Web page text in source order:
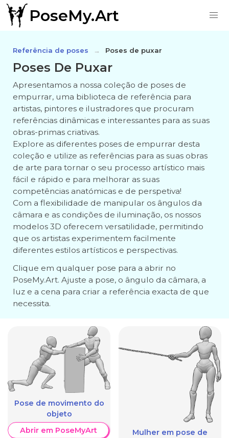
PoseMy.Art
Referência de poses Poses de puxar
Poses De Puxar
Apresentamos a nossa coleção de poses de
empurrar, uma biblioteca de referência para
artistas, pintores e ilustradores que procuram
referências dinâmicas e interessantes para as suas
obras-primas criativas.
Explore as diferentes poses de empurrar desta
coleção e utilize as referências para as suas obras
de arte para tornar o seu processo artístico mais
fácil e rápido e para melhorar as suas
competências anatómicas e de perspetiva!
Com a flexibilidade de manipular os ângulos da
câmara e as condições de iluminação, os nossos
modelos 3D oferecem versatilidade, permitindo
que os artistas experimentem facilmente
diferentes estilos artísticos e perspectivas.
Clique em qualquer pose para a abrir no
PoseMy.Art. Ajuste a pose, o ângulo da câmara, a
luz e a cena para criar a referência exacta de que
necessita.
Pose de movimento do
objeto
Abrir em PoseMyArt
Mulher em pose de